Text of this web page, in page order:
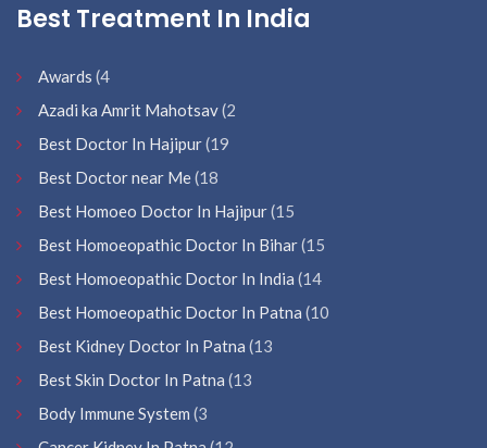
Best Treatment In India
Awards (4
Azadi ka Amrit Mahotsav(2
Best Doctor In Hajipur(19
Best Doctor near Me(18
Best Homoeo Doctor In Hajipur(15
Best Homoeopathic Doctor In Bihar(15
Best Homoeopathic Doctor In India (14
Best Homoeopathic Doctor In Patna (10
Best Kidney Doctor In Patna (13
Best Skin Doctor In Patna (13
Body Immune System (3